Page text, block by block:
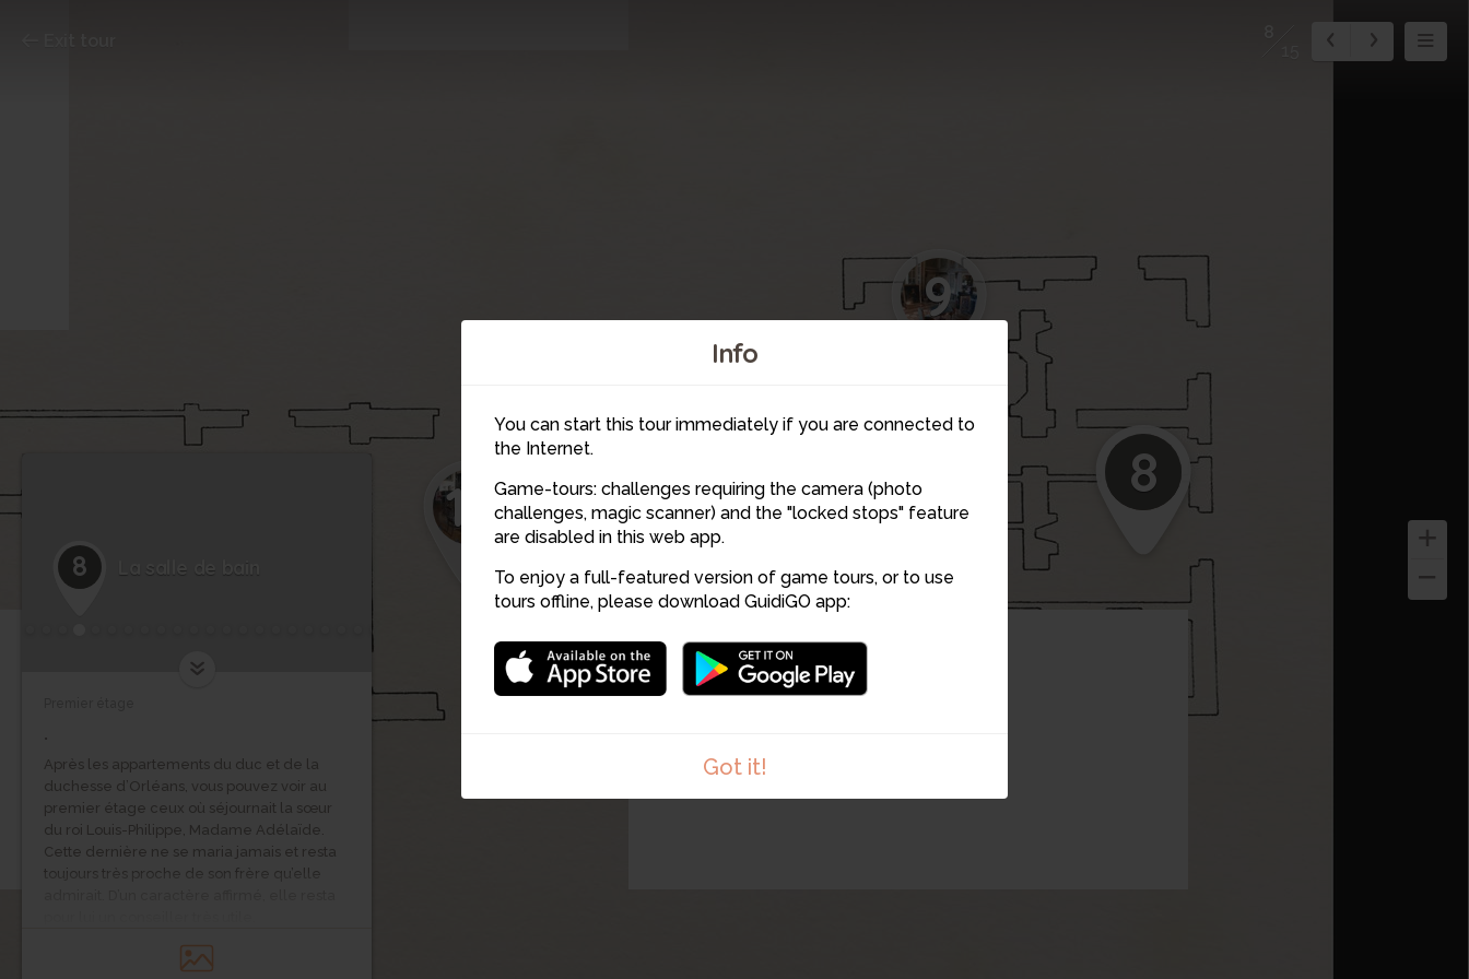
Info
You can start this tour immediately if you are connected to
the Internet.
Game-tours: challenges requiring the camera (photo
challenges, magic scanner) and the "locked stops" feature
are disabled in this web app.
To enjoy a full-featured version of game tours, or to use
tours offline, please download GuidiGO app:
Got it!
8
9
10
11
12
8 La salle de bain
.
Après les appartements du duc et de la
duchesse d’Orléans, vous pouvez voir au
premier étage ceux où séjournait la sœur
du roi Louis-Philippe, Madame Adélaïde.
Cette dernière ne se maria jamais et resta
toujours très proche de son frère qu’elle
En 1843, on transforme des chambres de